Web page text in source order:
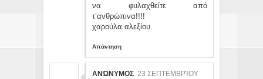
να φυλαχθείτε από
τ’ανθρώπινα!!!!
χαρούλα αλεξίου.
Απάντηση
ΑΝΏΝΥΜΟΣ 23 ΣΕΠΤΕΜΒΡΊΟΥ